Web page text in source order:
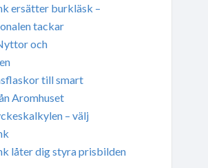
ersätter burkläsk –
tackar
och
till smart
Aromhuset
– välj
låter dig styra prisbilden